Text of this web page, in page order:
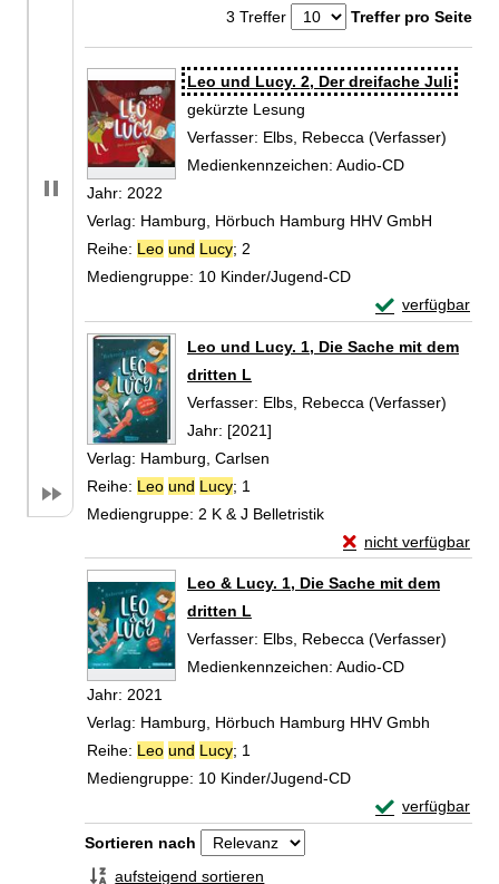
3 Treffer
Treffer pro Seite
Suchergebnis
Zu den Suchfiltern springen
Leo und Lucy. 2, Der dreifache Juli
gekürzte Lesung
Verfasser: Elbs, Rebecca (Verfasser)
Medienkennzeichen: Audio-CD
Jahr: 2022
Verlag: Hamburg, Hörbuch Hamburg HHV GmbH
Reihe: Leo und Lucy; 2
Mediengruppe: 10 Kinder/Jugend-CD
verfügbar
Exemplar-
Leo und Lucy. 1, Die Sache mit dem
dritten L
Verfasser: Elbs, Rebecca (Verfasser)
Jahr: [2021]
Verlag: Hamburg, Carlsen
Reihe: Leo und Lucy; 1
Mediengruppe: 2 K & J Belletristik
nicht verfügbar
Exemplar-Details
Leo & Lucy. 1, Die Sache mit dem
dritten L
Verfasser: Elbs, Rebecca (Verfasser)
Medienkennzeichen: Audio-CD
Jahr: 2021
Verlag: Hamburg, Hörbuch Hamburg HHV Gmbh
Reihe: Leo und Lucy; 1
Mediengruppe: 10 Kinder/Jugend-CD
verfügbar
Exemplar-
Zu den Suchfiltern springen
Sortieren nach
aufsteigend sortieren